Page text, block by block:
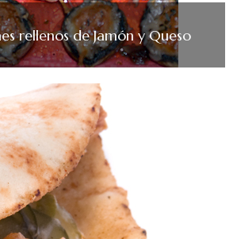
rellenos de Jamón y Queso